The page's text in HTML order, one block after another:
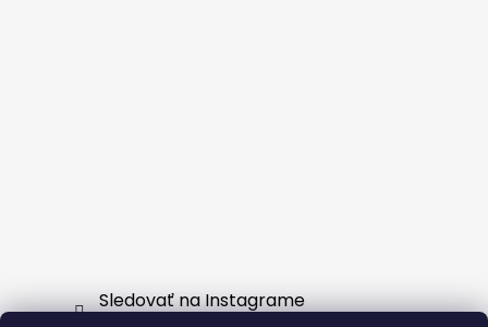
Sledovať na Instagrame